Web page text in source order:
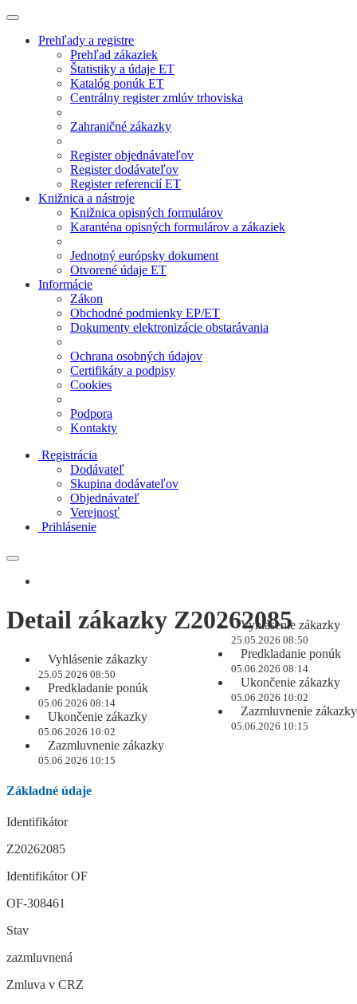
Prehľady a registre
Prehľad zákaziek
Štatistiky a údaje ET
Katalóg ponúk ET
Centrálny register zmlúv trhoviska
Zahraničné zákazky
Register objednávateľov
Register dodávateľov
Register referencií ET
Knižnica a nástroje
Knižnica opisných formulárov
Karanténa opisných formulárov a zákaziek
Jednotný európsky dokument
Otvorené údaje ET
Informácie
Zákon
Obchodné podmienky EP/ET
Dokumenty elektronizácie obstarávania
Ochrana osobných údajov
Certifikáty a podpisy
Cookies
Podpora
Kontakty
Registrácia
Dodávateľ
Skupina dodávateľov
Objednávateľ
Verejnosť
Prihlásenie
Vyhlásenie zákazky
25.05.2026 08:50
Predkladanie ponúk
05.06.2026 08:14
Ukončenie zákazky
05.06.2026 10:02
Zazmluvnenie zákazky
05.06.2026 10:15
Detail zákazky Z20262085
Vyhlásenie zákazky
25.05.2026 08:50
Predkladanie ponúk
05.06.2026 08:14
Ukončenie zákazky
05.06.2026 10:02
Zazmluvnenie zákazky
05.06.2026 10:15
Základné údaje
Identifikátor
Z20262085
Identifikátor OF
OF-308461
Stav
zazmluvnená
Zmluva v CRZ